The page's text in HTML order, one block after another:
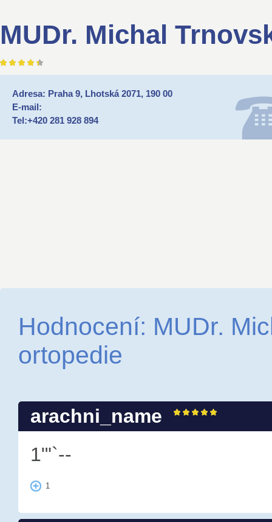
MUDr. Michal
Adresa: Praha 9, Lhotská 2071, 190 00
E-mail:
Tel:+420 281 928 894
Hodnocení: MUDr.
ortopedie
arachni_name
1"'`--
1